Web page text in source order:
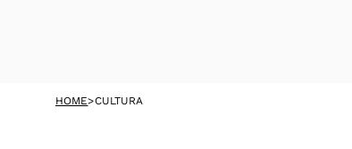
HOME>CULTURA